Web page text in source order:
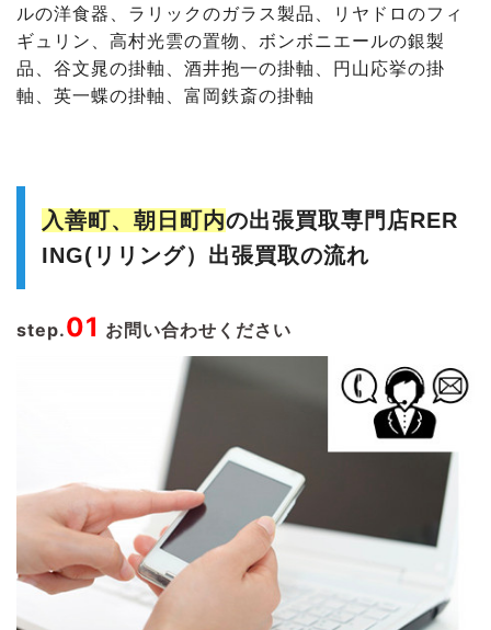
ルの洋食器、ラリックのガラス製品、リヤドロのフィ
ギュリン、高村光雲の置物、ボンボニエールの銀製
品、谷文晁の掛軸、酒井抱一の掛軸、円山応挙の掛
軸、英一蝶の掛軸、富岡鉄斎の掛軸
入善町、朝日町内の出張買取専門店RER
ING(リリング）出張買取の流れ
step.01 お問い合わせください